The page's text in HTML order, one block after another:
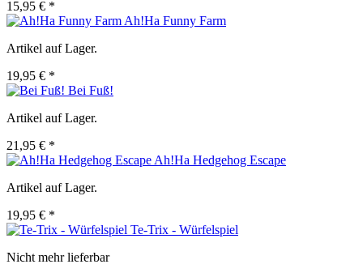
15,95 € *
Ah!Ha Funny Farm
Artikel auf Lager.
19,95 € *
Bei Fuß!
Artikel auf Lager.
21,95 € *
Ah!Ha Hedgehog Escape
Artikel auf Lager.
19,95 € *
Te-Trix - Würfelspiel
Nicht mehr lieferbar